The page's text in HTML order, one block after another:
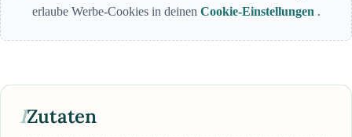
erlaube Werbe-Cookies in deinen Cookie-Einstellungen .
IZutaten